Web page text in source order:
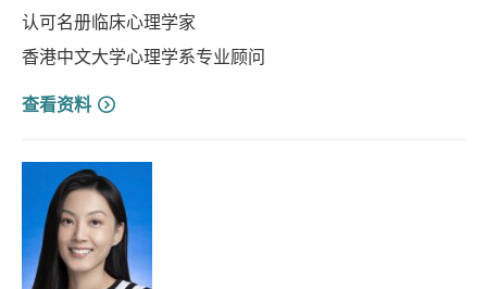
认可名册临床心理学家
香港中文大学心理学系专业顾问
查看资料